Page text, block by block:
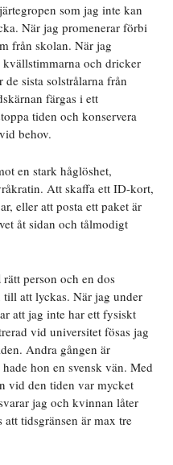
som jag inte kan
När jag promenerar förbi
från skolan. När jag
och dricker
sista solstrålarna från
färgas i ett
tiden och konservera
behov.
en stark håglöshet,
Att skaffa ett ID-kort,
eller att posta ett paket är
åt sidan och tålmodigt
rätt person och en dos
att lyckas. När jag under
att jag inte har ett fysiskt
vid universitet fösas jag
Andra gången är
hon en svensk vän. Med
vid den tiden var mycket
jag och kvinnan låter
tidsgränsen är max tre